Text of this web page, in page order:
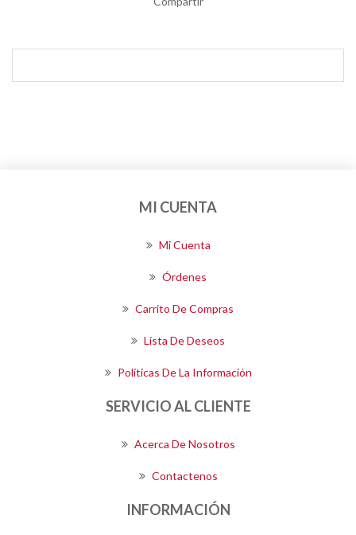
MI CUENTA
Mi Cuenta
Órdenes
Carrito De Compras
Lista De Deseos
Políticas De La Información
SERVICIO AL CLIENTE
Acerca De Nosotros
Contactenos
INFORMACIÓN